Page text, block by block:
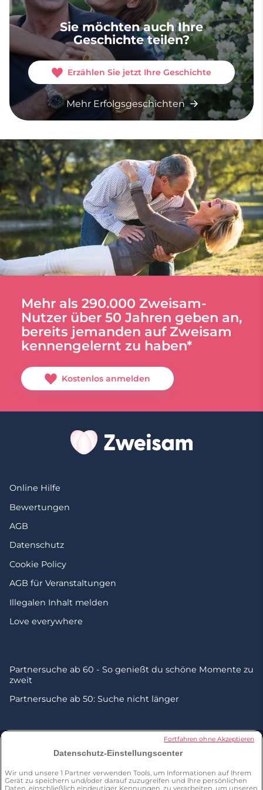
Sie möchten auch Ihre
Geschichte teilen?
Erzählen Sie jetzt Ihre Geschichte
Mehr Erfolgsgeschichten
Mehr als 290.000 Zweisam-
Nutzer über 50 Jahren geben an,
bereits jemanden auf Zweisam
kennengelernt zu haben*
Kostenlos anmelden
Online Hilfe
Bewertungen
AGB
Datenschutz
Cookie Policy
AGB für Veranstaltungen
Illegalen Inhalt melden
Love everywhere
Partnersuche ab 60 - So genießt du schöne Momente zu
zweit
Partnersuche ab 50: Suche nicht länger
© 2026 by Zweisam. Alle Rechte vorbehalten. A meetic
*Umfrage von Dynata im Dezember 2023 unter einer
repräsentativen Stichprobe von 961 Personen ab 50 Jahren in
Datenschutz-Einstellungscenter
Wir und unsere 1 Partner verwenden Tools, um Informationen auf Ihrem
Gerät zu speichern und/oder darauf zuzugreifen und Ihre persönlichen
Daten, einschließlich eindeutiger Kennungen, zu verarbeiten, um unseren
Fortfahren ohne Akzeptieren